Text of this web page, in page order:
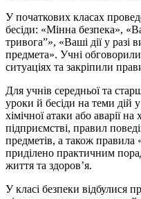
У початкових класах
бесіди: «Мінна безпека»,
тривога”», «Ваші дії у разі
предмета». Учні
ситуаціях та закріпили
Для учнів середньої та
уроки й бесіди на теми дій у
хімічної атаки або аварії
підприємстві, правил
предметів, а також
приділено практичним
життя та здоров’я.
У класі безпеки відбулися